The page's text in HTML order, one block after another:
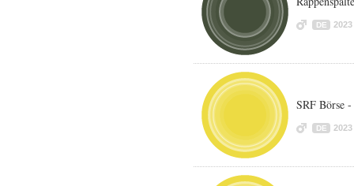
DE 2023
SRF Börse
DE 2023